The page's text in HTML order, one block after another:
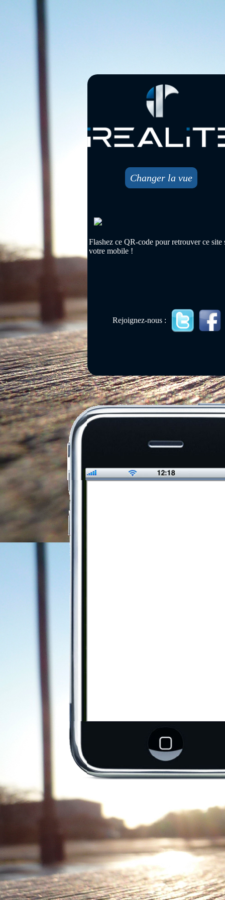
Changer la vue
Flashez ce QR-code pour retrouver ce site
votre mobile !
Rejoignez-nous :